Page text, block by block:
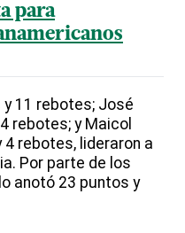
para
11 rebotes; José
rebotes; y Maicol
4 rebotes, lideraron a
Por parte de los
anotó 23 puntos y